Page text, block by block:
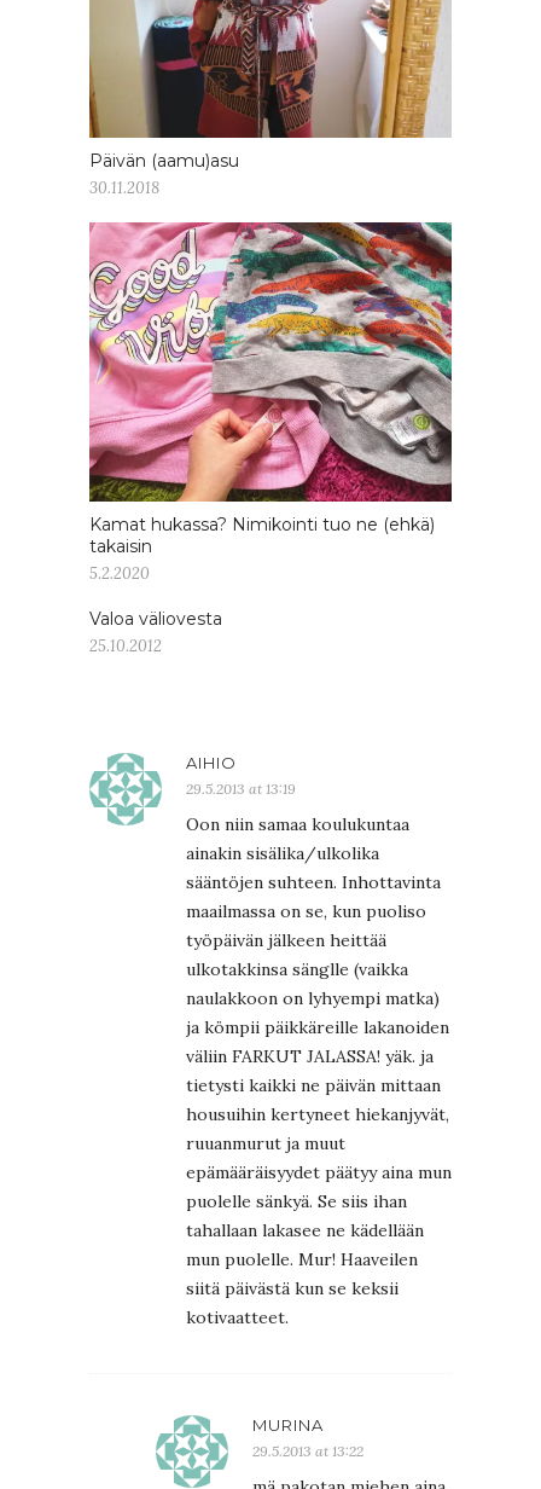
Päivän (aamu)asu
30.11.2018
Kamat hukassa? Nimikointi tuo ne (ehkä)
takaisin
5.2.2020
Valoa väliovesta
25.10.2012
AIHIO
29.5.2013 at 13:19
Oon niin samaa koulukuntaa
ainakin sisälika/ulkolika
sääntöjen suhteen. Inhottavinta
maailmassa on se, kun puoliso
työpäivän jälkeen heittää
ulkotakkinsa sänglle (vaikka
naulakkoon on lyhyempi matka)
ja kömpii päikkäreille lakanoiden
väliin FARKUT JALASSA! yäk. ja
tietysti kaikki ne päivän mittaan
housuihin kertyneet hiekanjyvät,
ruuanmurut ja muut
epämääräisyydet päätyy aina mun
puolelle sänkyä. Se siis ihan
tahallaan lakasee ne kädellään
mun puolelle. Mur! Haaveilen
siitä päivästä kun se keksii
kotivaatteet.
MURINA
29.5.2013 at 13:22